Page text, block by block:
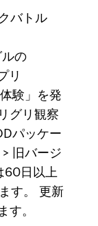
バトル
の
リ
験」を発
グリ観察
パッケー
旧バージ
60日以上
す。 更新
。